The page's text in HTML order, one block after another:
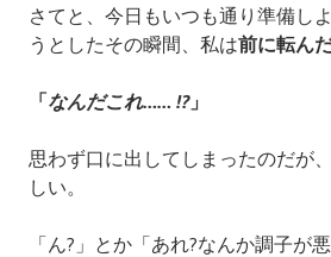
さてと、今日もいつも通り準備し
うとしたその瞬間、私は前に転ん
「なんだこれ…… !?」
思わず口に出してしまったのだが
しい。
「ん?」とか「あれ?なんか調子が